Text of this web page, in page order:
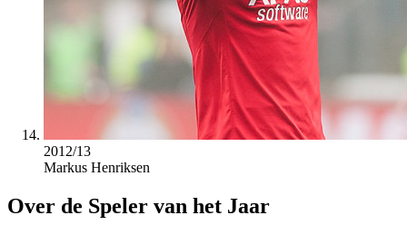
2012/13
Markus Henriksen
Over de Speler van het Jaar